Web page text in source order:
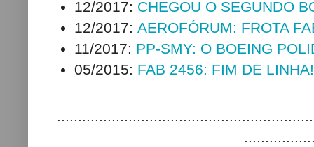
12/2017: CHEGOU O SEGUNDO
12/2017: AEROFÓRUM: FROTA
11/2017: PP-SMY: O BOEING
05/2015: FAB 2456: FIM DE LINHA!